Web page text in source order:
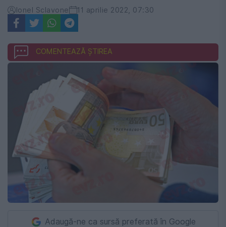
Ionel Sclavone 11 aprilie 2022, 07:30
COMENTEAZĂ ȘTIREA
Adaugă-ne ca sursă preferată în Google